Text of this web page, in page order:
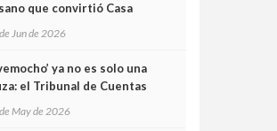
que convirtió Casa
Jun de 2026
ya no es solo una
el Tribunal de Cuentas
de los trenes que no
May de 2026